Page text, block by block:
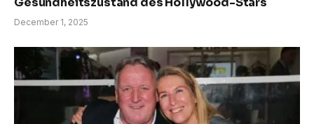
December 1, 2025